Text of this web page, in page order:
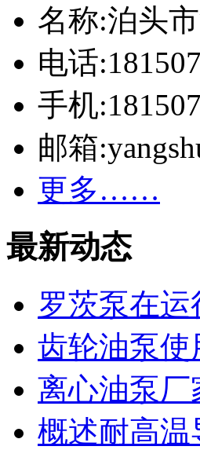
名称:泊头
电话
手机
邮箱
更多……
最新动态
罗茨泵在
齿轮油泵
离心油泵
概述耐高